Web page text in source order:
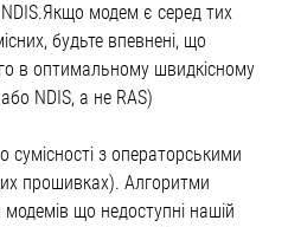
модем є серед тих
будьте впевнені, що
в оптимальному швидкісному
NDIS, а не RAS)
з операторськими
прошивках). Алгоритми
модемів що недоступні нашій